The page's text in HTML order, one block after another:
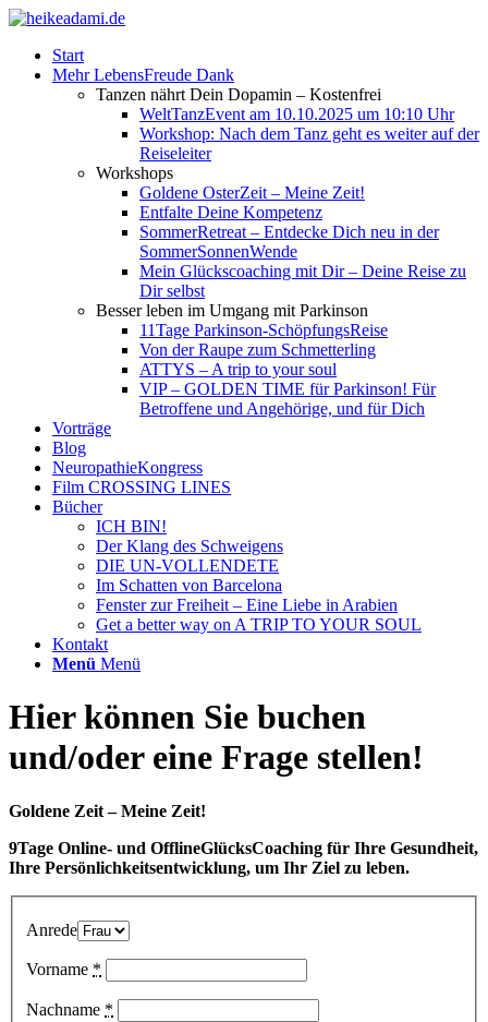
Start
Mehr LebensFreude Dank
Tanzen nährt Dein Dopamin – Kostenfrei
WeltTanzEvent am 10.10.2025 um 10:10 Uhr
Workshop: Nach dem Tanz geht es weiter auf der
Reiseleiter
Workshops
Goldene OsterZeit – Meine Zeit!
Entfalte Deine Kompetenz
SommerRetreat – Entdecke Dich neu in der
SommerSonnenWende
Mein Glückscoaching mit Dir – Deine Reise zu
Dir selbst
Besser leben im Umgang mit Parkinson
11Tage Parkinson-SchöpfungsReise
Von der Raupe zum Schmetterling
ATTYS – A trip to your soul
VIP – GOLDEN TIME für Parkinson! Für
Betroffene und Angehörige, und für Dich
Vorträge
Blog
NeuropathieKongress
Film CROSSING LINES
Bücher
ICH BIN!
Der Klang des Schweigens
DIE UN-VOLLENDETE
Im Schatten von Barcelona
Fenster zur Freiheit – Eine Liebe in Arabien
Get a better way on A TRIP TO YOUR SOUL
Kontakt
Menü Menü
Hier können Sie buchen
und/oder eine Frage stellen!
Goldene Zeit – Meine Zeit!
9Tage Online- und OfflineGlücksCoaching für Ihre Gesundheit,
Ihre Persönlichkeitsentwicklung, um Ihr Ziel zu leben.
Anrede
Vorname *
Nachname *